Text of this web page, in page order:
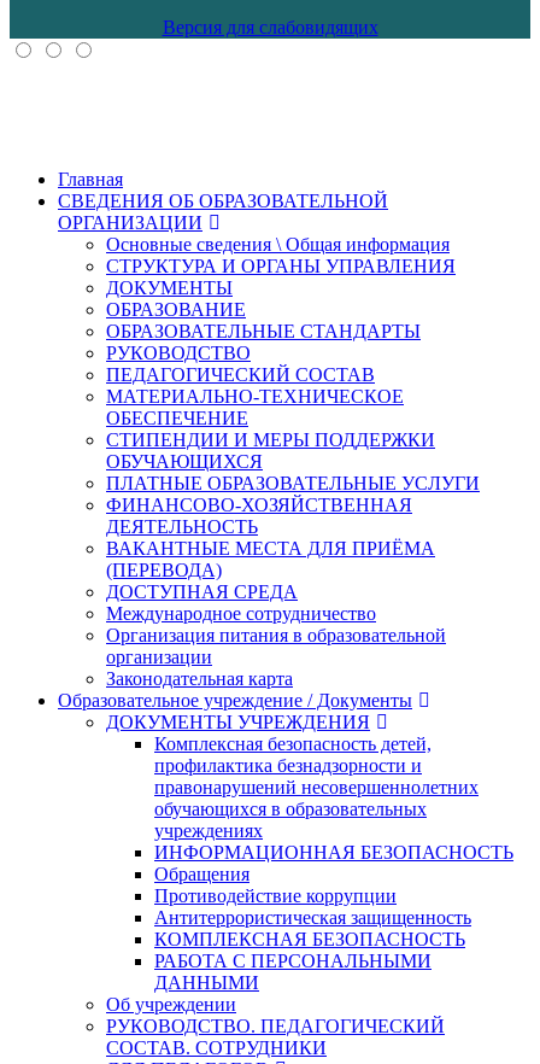
Версия для слабовидящих
Главная
СВЕДЕНИЯ ОБ ОБРАЗОВАТЕЛЬНОЙ
ОРГАНИЗАЦИИ
Основные сведения \ Общая информация
СТРУКТУРА И ОРГАНЫ УПРАВЛЕНИЯ
ДОКУМЕНТЫ
ОБРАЗОВАНИЕ
ОБРАЗОВАТЕЛЬНЫЕ СТАНДАРТЫ
РУКОВОДСТВО
ПЕДАГОГИЧЕСКИЙ СОСТАВ
МАТЕРИАЛЬНО-ТЕХНИЧЕСКОЕ
ОБЕСПЕЧЕНИЕ
СТИПЕНДИИ И МЕРЫ ПОДДЕРЖКИ
ОБУЧАЮЩИХСЯ
ПЛАТНЫЕ ОБРАЗОВАТЕЛЬНЫЕ УСЛУГИ
ФИНАНСОВО-ХОЗЯЙСТВЕННАЯ
ДЕЯТЕЛЬНОСТЬ
ВАКАНТНЫЕ МЕСТА ДЛЯ ПРИЁМА
(ПЕРЕВОДА)
ДОСТУПНАЯ СРЕДА
Международное сотрудничество
Организация питания в образовательной
организации
Законодательная карта
Образовательное учреждение / Документы
ДОКУМЕНТЫ УЧРЕЖДЕНИЯ
Комплексная безопасность детей,
профилактика безнадзорности и
правонарушений несовершеннолетних
обучающихся в образовательных
учреждениях
ИНФОРМАЦИОННАЯ БЕЗОПАСНОСТЬ
Обращения
Противодействие коррупции
Антитеррористическая защищенность
КОМПЛЕКСНАЯ БЕЗОПАСНОСТЬ
РАБОТА С ПЕРСОНАЛЬНЫМИ
ДАННЫМИ
Об учреждении
РУКОВОДСТВО. ПЕДАГОГИЧЕСКИЙ
СОСТАВ. СОТРУДНИКИ